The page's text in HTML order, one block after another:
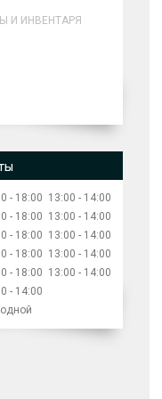
И ИНВЕНТАРЯ
18:00 13:00
14:00
18:00 13:00
14:00
18:00 13:00
14:00
18:00 13:00
14:00
18:00 13:00
14:00
14:00